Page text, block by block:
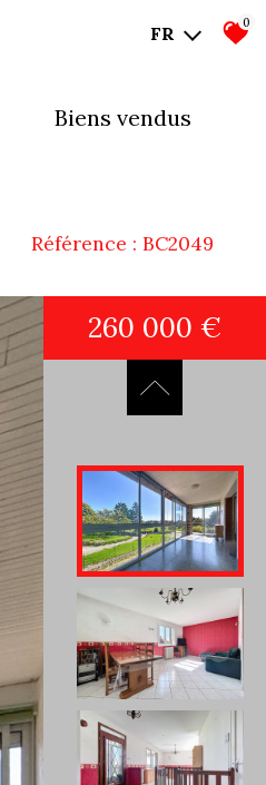
FR
0
biens vendus
Référence : BC2049
260 000 €